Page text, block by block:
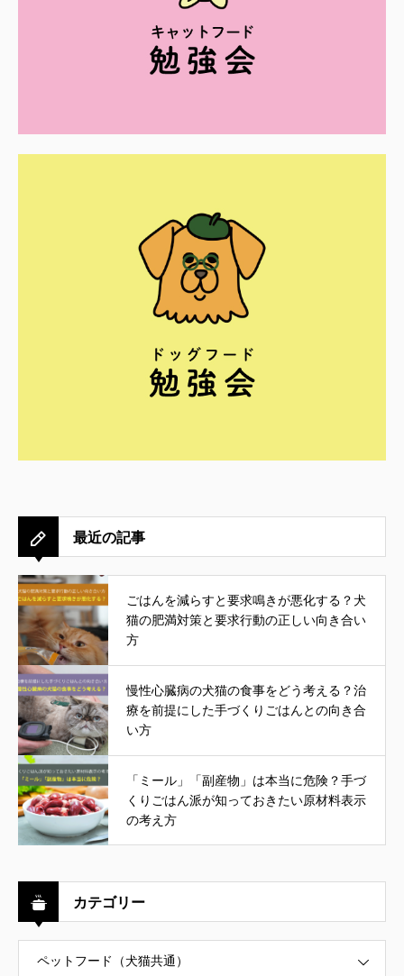
最近の記事
ごはんを減らすと要求鳴きが悪化する？犬
猫の肥満対策と要求行動の正しい向き合い
方
慢性心臓病の犬猫の食事をどう考える？治
療を前提にした手づくりごはんとの向き合
い方
「ミール」「副産物」は本当に危険？手づ
くりごはん派が知っておきたい原材料表示
の考え方
カテゴリー
ペットフード（犬猫共通）